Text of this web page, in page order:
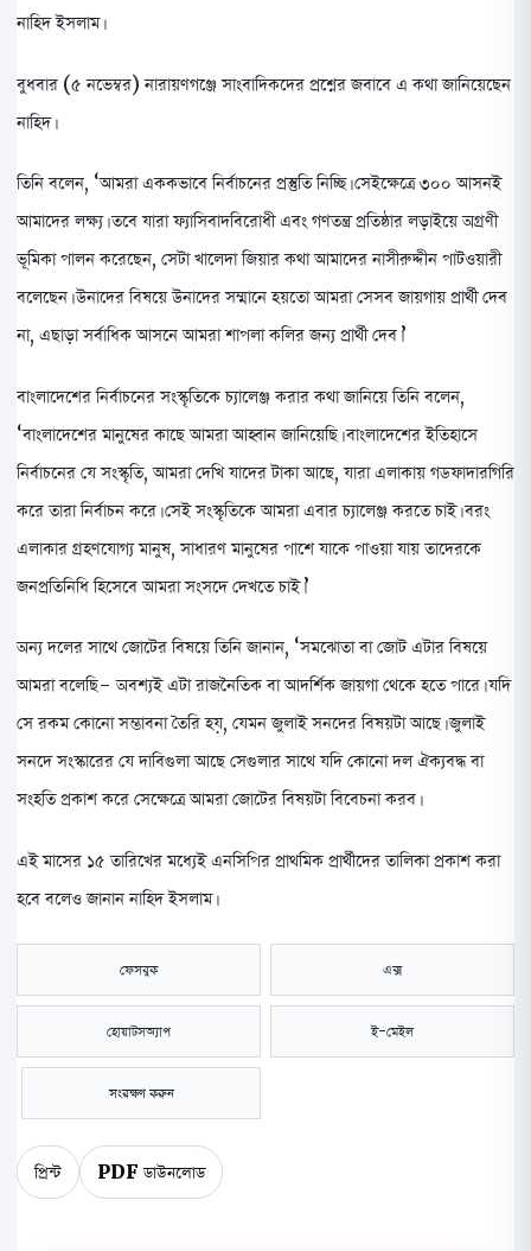
নাহিদ ইসলাম।
বুধবার (৫ নভেম্বর) নারায়ণগঞ্জে সাংবাদিকদের প্রশ্নের জবাবে এ কথা জানিয়েছেন
নাহিদ।
তিনি বলেন, ‘আমরা এককভাবে নির্বাচনের প্রস্তুতি নিচ্ছি। সেইক্ষেত্রে ৩০০ আসনই
আমাদের লক্ষ্য। তবে যারা ফ্যাসিবাদবিরোধী এবং গণতন্ত্র প্রতিষ্ঠার লড়াইয়ে অগ্রণী
ভূমিকা পালন করেছেন, সেটা খালেদা জিয়ার কথা আমাদের নাসীরুদ্দীন পাটওয়ারী
বলেছেন। উনাদের বিষয়ে উনাদের সম্মানে হয়তো আমরা সেসব জায়গায় প্রার্থী দেব
না, এছাড়া সর্বাধিক আসনে আমরা শাপলা কলির জন্য প্রার্থী দেব।’
বাংলাদেশের নির্বাচনের সংস্কৃতিকে চ্যালেঞ্জ করার কথা জানিয়ে তিনি বলেন,
‘বাংলাদেশের মানুষের কাছে আমরা আহ্বান জানিয়েছি। বাংলাদেশের ইতিহাসে
নির্বাচনের যে সংস্কৃতি, আমরা দেখি যাদের টাকা আছে, যারা এলাকায় গডফাদারগিরি
করে তারা নির্বাচন করে। সেই সংস্কৃতিকে আমরা এবার চ্যালেঞ্জ করতে চাই। বরং
এলাকার গ্রহণযোগ্য মানুষ, সাধারণ মানুষের পাশে যাকে পাওয়া যায় তাদেরকে
জনপ্রতিনিধি হিসেবে আমরা সংসদে দেখতে চাই।’
অন্য দলের সাথে জোটের বিষয়ে তিনি জানান, ‘সমঝোতা বা জোট এটার বিষয়ে
আমরা বলেছি- অবশ্যই এটা রাজনৈতিক বা আদর্শিক জায়গা থেকে হতে পারে। যদি
সে রকম কোনো সম্ভাবনা তৈরি হয়, যেমন জুলাই সনদের বিষয়টা আছে। জুলাই
সনদে সংস্কারের যে দাবিগুলা আছে সেগুলার সাথে যদি কোনো দল ঐক্যবদ্ধ বা
সংহতি প্রকাশ করে সেক্ষেত্রে আমরা জোটের বিষয়টা বিবেচনা করব।
এই মাসের ১৫ তারিখের মধ্যেই এনসিপির প্রাথমিক প্রার্থীদের তালিকা প্রকাশ করা
হবে বলেও জানান নাহিদ ইসলাম।
ফেসবুক এক্স
হোয়াটসঅ্যাপ ই-মেইল
সংরক্ষণ করুন
প্রিন্ট PDF ডাউনলোড